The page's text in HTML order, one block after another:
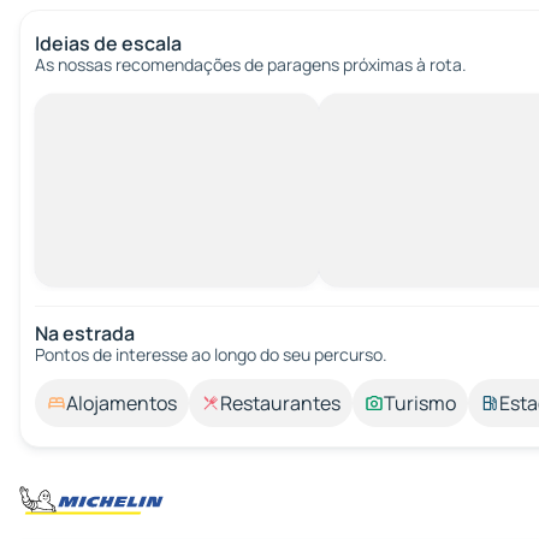
Ideias de escala
As nossas recomendações de paragens próximas à rota.
Na estrada
Pontos de interesse ao longo do seu percurso.
Alojamentos Restaurantes Turismo